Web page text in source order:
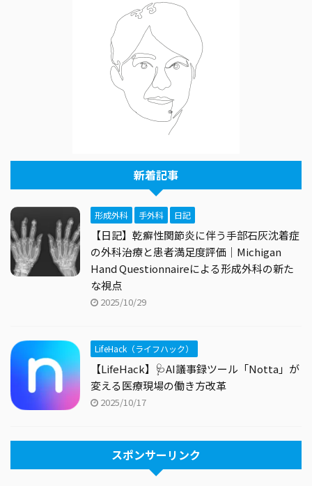
新着記事
形成外科 手外科 日記
【日記】乾癬性関節炎に伴う手部石灰沈着症
の外科治療と患者満足度評価｜Michigan
Hand Questionnaireによる形成外科の新た
な視点
2025/10/29
LifeHack（ライフハック）
【LifeHack】🩺AI議事録ツール「Notta」が
変える医療現場の働き方改革
2025/10/17
スポンサーリンク